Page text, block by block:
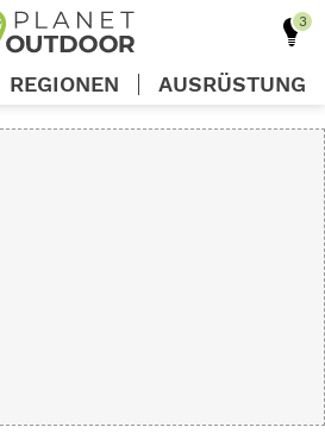
REGIONEN AUSRÜSTUNG